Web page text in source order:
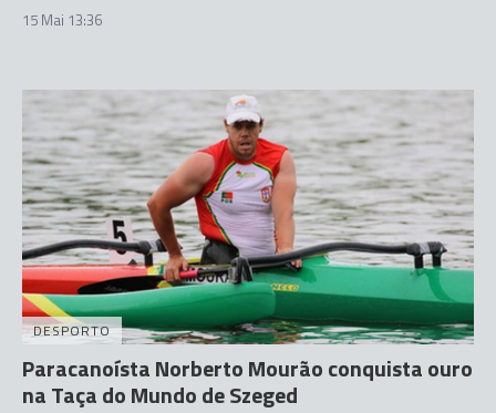
15 Mai 13:36
DESPORTO
Paracanoísta Norberto Mourão conquista ouro
na Taça do Mundo de Szeged